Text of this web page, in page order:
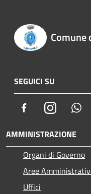
Comune
SEGUICI SU
FacebookInstagram
AMMINISTRAZIONE
Organi di Governo
Aree
Uffici